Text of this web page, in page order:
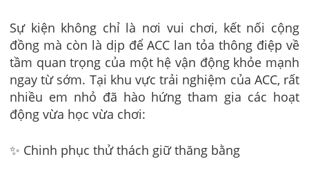
Sự kiện không chỉ là nơi vui chơi, kết nối cộng
đồng mà còn là dịp để ACC lan tỏa thông điệp về
tầm quan trọng của một hệ vận động khỏe mạnh
ngay từ sớm. Tại khu vực trải nghiệm của ACC, rất
nhiều em nhỏ đã hào hứng tham gia các hoạt
động vừa học vừa chơi:
✨ Chinh phục thử thách giữ thăng bằng